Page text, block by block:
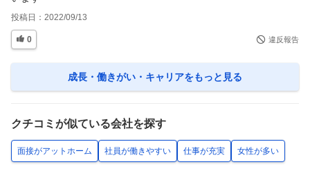
投稿日： 2022/09/13
0 違反報告
成長・働きがい・キャリアをもっと見る
クチコミが似ている会社を探す
面接がアットホーム 社員が働きやすい 仕事が充実 女性が多い